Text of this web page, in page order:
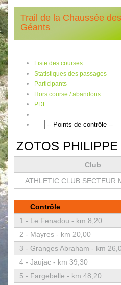
Trail de la Chaussée des
Géants
Liste des courses
Statistiques des passages
Participants
Hors course / abandons
PDF
ZOTOS PHILIPPE
Club
ATHLETIC CLUB SECTEUR
Contrôle
1 - Le Fenadou - km 8,20
2 - Mayres - km 20,00
3 - Granges Abraham - km
4 - Jaujac - km 39,30
5 - Fargebelle - km 48,20